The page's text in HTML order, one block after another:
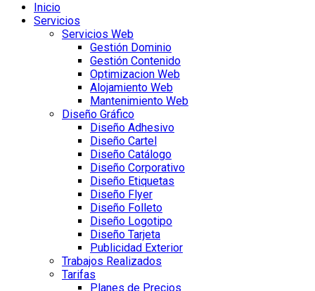
Inicio
Servicios
Servicios Web
Gestión Dominio
Gestión Contenido
Optimizacion Web
Alojamiento Web
Mantenimiento Web
Diseño Gráfico
Diseño Adhesivo
Diseño Cartel
Diseño Catálogo
Diseño Corporativo
Diseño Etiquetas
Diseño Flyer
Diseño Folleto
Diseño Logotipo
Diseño Tarjeta
Publicidad Exterior
Trabajos Realizados
Tarifas
Planes de Precios